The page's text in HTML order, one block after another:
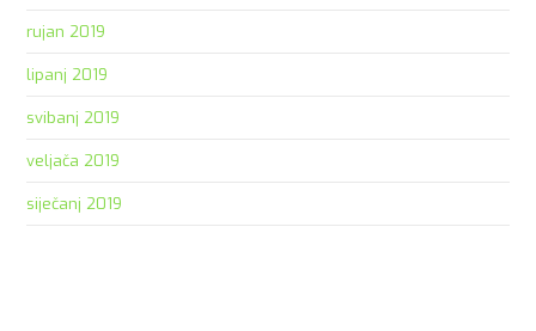
rujan 2019
lipanj 2019
svibanj 2019
veljača 2019
siječanj 2019